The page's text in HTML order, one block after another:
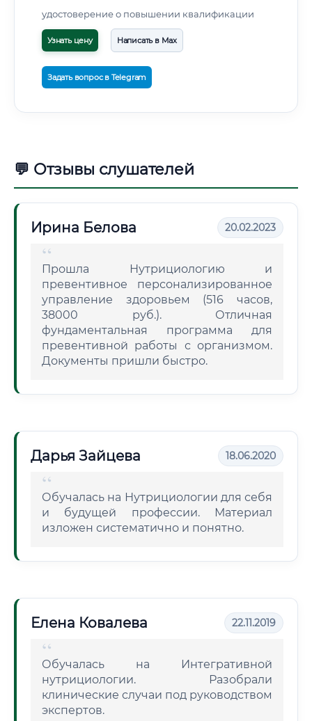
удостоверение о повышении квалификации
Узнать цену Написать в Max
Задать вопрос в Telegram
💬 Отзывы слушателей
Ирина Белова 20.02.2023
Прошла Нутрициологию и
превентивное персонализированное
управление здоровьем (516 часов,
38000 руб.). Отличная
фундаментальная программа для
превентивной работы с организмом.
Документы пришли быстро.
Дарья Зайцева 18.06.2020
Обучалась на Нутрициологии для себя
и будущей профессии. Материал
изложен систематично и понятно.
Елена Ковалева 22.11.2019
Обучалась на Интегративной
нутрициологии. Разобрали
клинические случаи под руководством
экспертов.